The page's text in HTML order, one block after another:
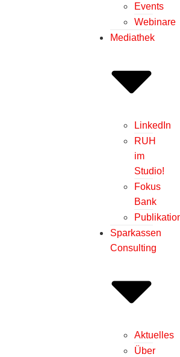
Events
Webinare
Mediathek
LinkedIn
RUH
im
Studio!
Fokus
Bank
Sparkassen
Consulting
Aktuelles
Über